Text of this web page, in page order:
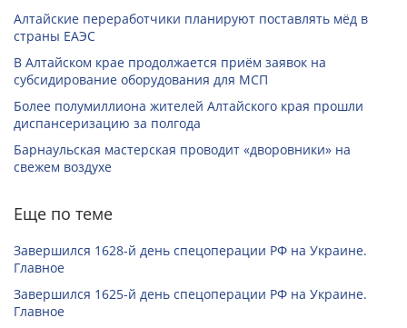
Алтайские переработчики планируют поставлять мёд в
страны ЕАЭС
В Алтайском крае продолжается приём заявок на
субсидирование оборудования для МСП
Более полумиллиона жителей Алтайского края прошли
диспансеризацию за полгода
Барнаульская мастерская проводит «дворовники» на
свежем воздухе
Еще по теме
Завершился 1628-й день спецоперации РФ на Украине.
Главное
Завершился 1625-й день спецоперации РФ на Украине.
Главное